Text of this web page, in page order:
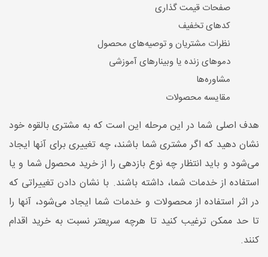
صفحات قیمت گذاری
کدهای تخفیف
نظرات مشتریان و توصیه‌های محصول
دموهای زنده یا وبینارهای آموزشی
مشاوره‌ها
مقایسه محصولات
هدف اصلی شما در این مرحله این است که به مشتری بالقوه خود
نشان دهید که اگر مشتری شما باشند، چه تغییری برای آنها ایجاد
می‌شود و باید انتظار چه نوع بازدهی را از خرید محصول شما و یا
استفاده از خدمات شما، داشته باشند. با نشان دادن تغییراتی که
در اثر استفاده از محصولات و خدمات شما ایجاد می‌شود، آنها را
تا حد ممکن ترغیب کنید تا هرچه سریعتر نسبت به خرید اقدام
کنند.